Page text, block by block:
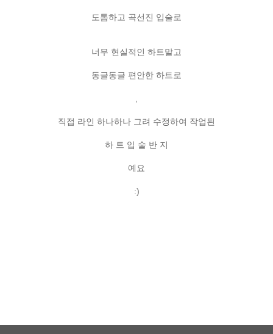
도톰하고 곡선진 입술로
너무 현실적인 하트말고
동글동글 편안한 하트로
직접 라인 하나하나 그려 수정하여 작업된
하 트 입 술 반 지
예요
:)